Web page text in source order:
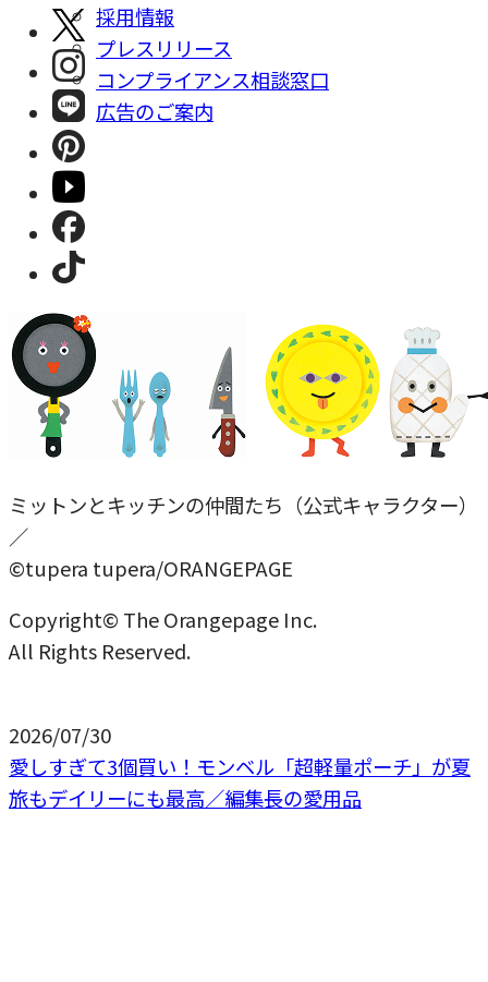
採⽤情報
プレスリリース
コンプライアンス相談窓⼝
広告のご案内
ミットンとキッチンの仲間たち（公式キャラクター）
／
©tupera tupera/ORANGEPAGE
Copyright© The Orangepage Inc.
All Rights Reserved.
2026/07/30
愛しすぎて3個買い！モンベル「超軽量ポーチ」が夏
旅もデイリーにも最高／編集長の愛用品